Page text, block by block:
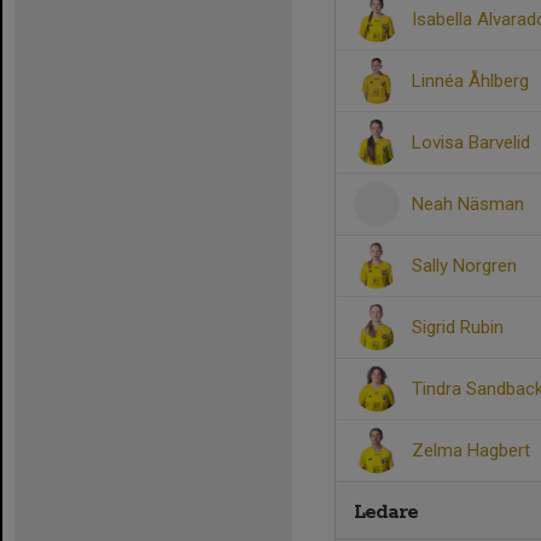
Isabella
Linnéa Åhlberg
Lovisa Barvelid
Neah Näsman
Sally Norgren
Sigrid Rubin
Tindra
Zelma Hagbert
Ledare